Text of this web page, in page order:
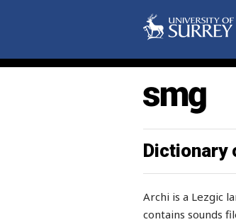
Dictionary
Archi is a Lezgic
contains sounds
ничья
нищать
нищенка
нищий
новости